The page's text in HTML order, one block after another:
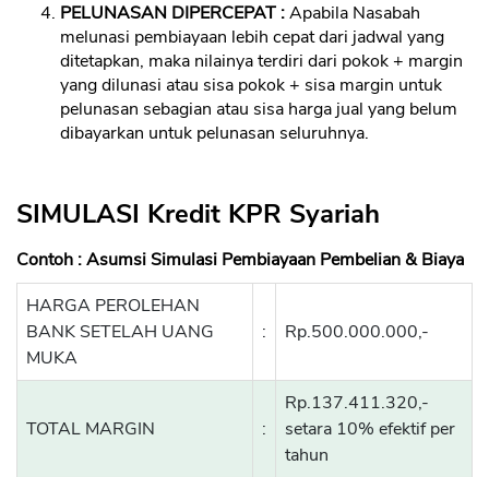
PELUNASAN DIPERCEPAT :Apabila Nasabah
melunasi pembiayaan lebih cepat dari jadwal yang
ditetapkan, maka nilainya terdiri dari pokok + margin
yang dilunasi atau sisa pokok + sisa margin untuk
pelunasan sebagian atau sisa harga jual yang belum
dibayarkan untuk pelunasan seluruhnya.
SIMULASI Kredit KPR Syariah
Contoh : Asumsi Simulasi Pembiayaan Pembelian & Biaya
HARGA PEROLEHAN
BANK SETELAH UANG
MUKA
: Rp.500.000.000,-
TOTAL MARGIN :
Rp.137.411.320,-
setara 10% efektif per
tahun